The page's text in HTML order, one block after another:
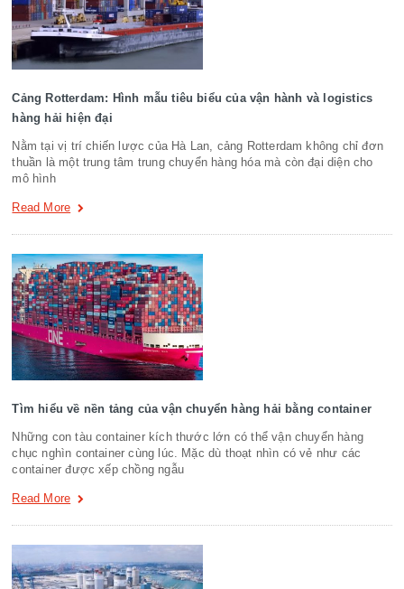
Cảng Rotterdam: Hình mẫu tiêu biểu của vận hành và logistics
hàng hải hiện đại
Nằm tại vị trí chiến lược của Hà Lan, cảng Rotterdam không chỉ đơn
thuần là một trung tâm trung chuyển hàng hóa mà còn đại diện cho
mô hình
Read More
Tìm hiểu về nền tảng của vận chuyển hàng hải bằng container
Những con tàu container kích thước lớn có thể vận chuyển hàng
chục nghìn container cùng lúc. Mặc dù thoạt nhìn có vẻ như các
container được xếp chồng ngẫu
Read More